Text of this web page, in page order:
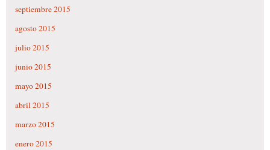
septiembre 2015
agosto 2015
julio 2015
junio 2015
mayo 2015
abril 2015
marzo 2015
enero 2015